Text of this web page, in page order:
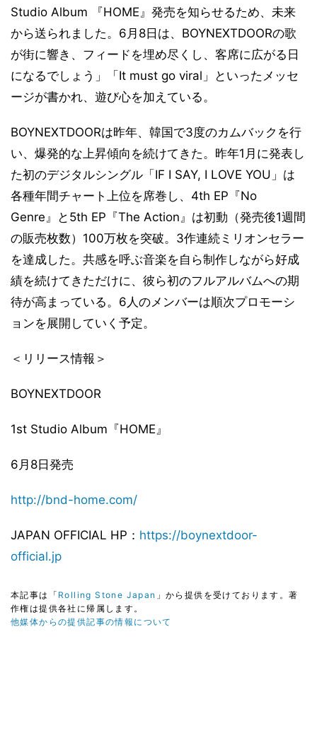
Studio Album 『HOME』発売を知らせるため、未来
から送られました。6月8日は、BOYNEXTDOORの歌
が街に響き、フィードを埋め尽くし、客席に広がる日
になるでしょう」「It must go viral」といったメッセ
ージが書かれ、遊び心を加えている。
BOYNEXTDOORは昨年、韓国で3度のカムバックを行
い、爆発的な上昇傾向を続けてきた。昨年1月に発表し
た初のデジタルシングル「IF I SAY, I LOVE YOU」は
各種年間チャート上位を席巻し、4th EP『No
Genre』と5th EP『The Action』は初動（発売後1週間
の販売枚数）100万枚を突破。3作連続ミリオンセラー
を達成した。共感を呼ぶ音楽を自ら制作しながら好成
績を続けてきただけに、彼ら初のフルアルバムへの期
待が高まっている。6人のメンバーは順次プロモーシ
ョンを展開していく予定。
＜リリース情報＞
BOYNEXTDOOR
1st Studio Album『HOME』
6月8日発売
http://bnd-home.com/
JAPAN OFFICIAL HP： https://boynextdoor-
official.jp
本記事は「 Rolling Stone Japan 」から提供を受けております。著
作権は提供各社に帰属します。
他媒体からの提供記事の情報について